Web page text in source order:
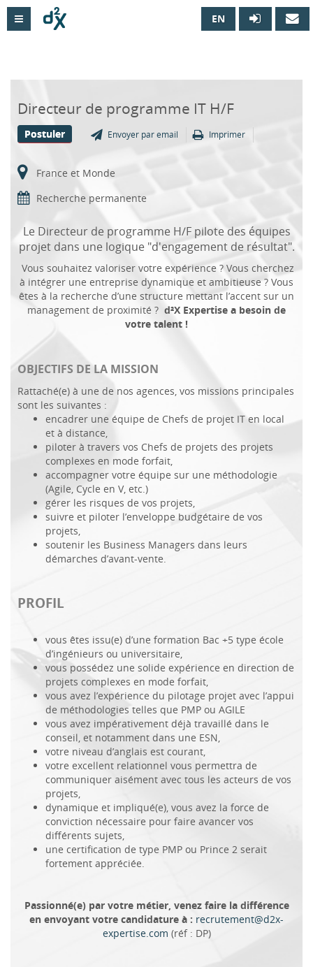

EN
Directeur de programme IT H/F
Postuler Envoyer par email Imprimer
France et Monde
Recherche permanente
Le Directeur de programme H/F pilote des équipes
projet dans une logique "d'engagement de résultat".
Vous souhaitez valoriser votre expérience ? Vous cherchez
à intégrer une entreprise dynamique et ambitieuse ? Vous
êtes à la recherche d’une structure mettant l’accent sur un
management de proximité ? d²X Expertise a besoin de
votre talent !
OBJECTIFS DE LA MISSION
Rattaché(e) à une de nos agences, vos missions principales
sont les suivantes :
encadrer une équipe de Chefs de projet IT en local
et à distance,
piloter à travers vos Chefs de projets des projets
complexes en mode forfait,
accompagner votre équipe sur une méthodologie
(Agile, Cycle en V, etc.)
gérer les risques de vos projets,
suivre et piloter l’enveloppe budgétaire de vos
projets,
soutenir les Business Managers dans leurs
démarches d’avant-vente.
PROFIL
vous êtes issu(e) d’une formation Bac +5 type école
d’ingénieurs ou universitaire,
vous possédez une solide expérience en direction de
projets complexes en mode forfait,
vous avez l’expérience du pilotage projet avec l’appui
de méthodologies telles que PMP ou AGILE
vous avez impérativement déjà travaillé dans le
conseil, et notamment dans une ESN,
votre niveau d’anglais est courant,
votre excellent relationnel vous permettra de
communiquer aisément avec tous les acteurs de vos
projets,
dynamique et impliqué(e), vous avez la force de
conviction nécessaire pour faire avancer vos
différents sujets,
une certification de type PMP ou Prince 2 serait
fortement appréciée.
Passionné(e) par votre métier, venez faire la différence
en envoyant votre candidature à : recrutement@d2x-
expertise.com (réf : DP)